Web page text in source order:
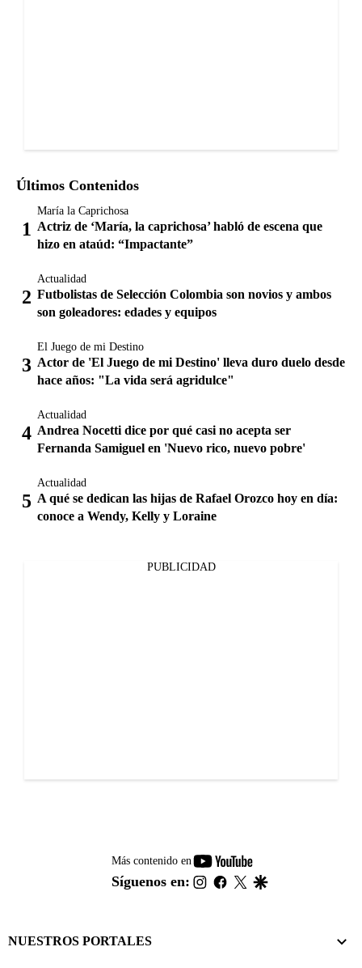
Últimos Contenidos
María la Caprichosa
Actriz de ‘María, la caprichosa’ habló de escena que
hizo en ataúd: “Impactante”
Actualidad
Futbolistas de Selección Colombia son novios y ambos
son goleadores: edades y equipos
El Juego de mi Destino
Actor de 'El Juego de mi Destino' lleva duro duelo desde
hace años: "La vida será agridulce"
Actualidad
Andrea Nocetti dice por qué casi no acepta ser
Fernanda Samiguel en 'Nuevo rico, nuevo pobre'
Actualidad
A qué se dedican las hijas de Rafael Orozco hoy en día:
conoce a Wendy, Kelly y Loraine
PUBLICIDAD
Más contenido en
youtube-
footer
Síguenos en: instagram
facebook
twitter
NUESTROS PORTALES